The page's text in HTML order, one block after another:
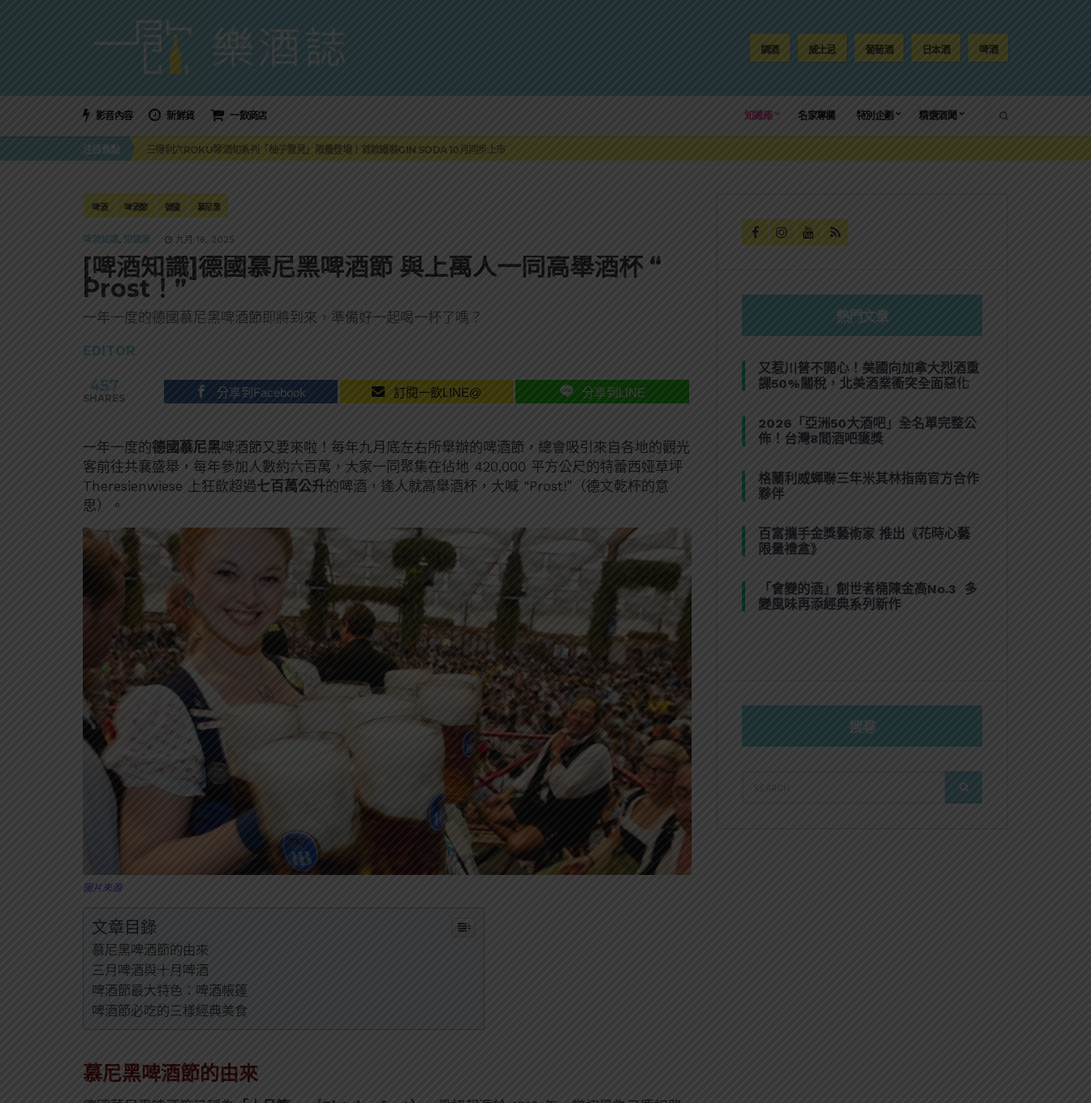
調酒 威士忌 葡萄酒 日本酒 啤酒
影音內容 新鮮貨 一飲商店 知識庫 名家專欄 特別企劃 精選酒聞
注目焦點
萬眾敲碗如期回歸！SUNMAI金色三麥3度攜手花蓮瓜農品牌「阿強西瓜」
三得利六ROKU琴酒旬系列「柚子雪見」限量登場！首款罐裝GIN SODA 10月同步上市
美國正式恢復蘇格蘭威士忌零關稅！烈酒產業再次迎來重磅利多
ABSOLUT 攜手 TABASCO® 重磅跨界，辣味伏特加7月強勢登台一口重擊味蕾
萬眾敲碗如期回歸！SUNMAI金色三麥3度攜手花蓮瓜農品牌「阿強西瓜」
三得利六ROKU琴酒旬系列「柚子雪見」限量登場！首款罐裝GIN SODA 10月同步上市
啤酒 啤酒節 德國 慕尼黑
啤酒知識, 知識庫 九月 16, 2025
[啤酒知識]德國慕尼黑啤酒節 與上萬人一同高舉酒杯 “
Prost！”
一年一度的德國慕尼黑啤酒節即將到來，準備好一起喝一杯了嗎？
EDITOR
457
SHARES 分享到Facebook 訂閱一飲LINE@ 分享到LINE
一年一度的德國慕尼黑啤酒節又要來啦！每年九月底左右所舉辦的啤酒節，總會吸引來自各地的觀光
客前往共襄盛舉，每年參加人數約六百萬，大家一同聚集在佔地 420,000 平方公尺的特蕾西娅草坪
Theresienwiese 上狂飲超過七百萬公升的啤酒，逢人就高舉酒杯，大喊 “Prost!”（德文乾杯的意
思）。
圖片來源
文章目錄
慕尼黑啤酒節的由來
三月啤酒與十月啤酒
啤酒節最大特色：啤酒帳篷
啤酒節必吃的三樣經典美食
慕尼黑啤酒節的由來
熱門文章
又惹川普不開心！美國向加拿大烈酒重
課50%關稅，北美酒業衝突全面惡化
2026「亞洲50大酒吧」全名單完整公
佈！台灣8間酒吧獲獎
格蘭利威蟬聯三年米其林指南官方合作
夥伴
百富攜手金獎藝術家 推出《花時心藝
限量禮盒》
「會變的酒」創世者桶陳金高No.3 多
變風味再添經典系列新作
搜尋
FOR:
SEARCH